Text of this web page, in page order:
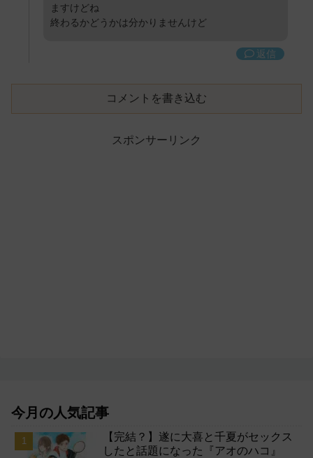
ますけどね
終わるかどうかは分かりませんけど
返信
コメントを書き込む
スポンサーリンク
今月の人気記事
【完結？】遂に大喜と千夏がセックス
したと話題になった『アオのハコ』